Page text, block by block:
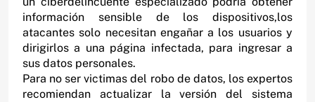
información sensible de los dispositivos,los
atacantes solo necesitan engañar a los usuarios y
dirigirlos a una página infectada, para ingresar a
sus datos personales.
Para no ser victimas del robo de datos, los expertos
recomiendan actualizar la versión del sistema